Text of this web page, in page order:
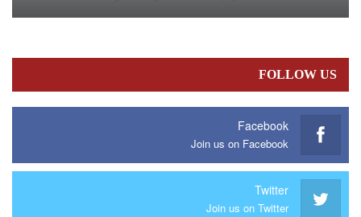
FOLLOW US
Facebook
Join us on Facebook
Twitter
Join us on Twitter